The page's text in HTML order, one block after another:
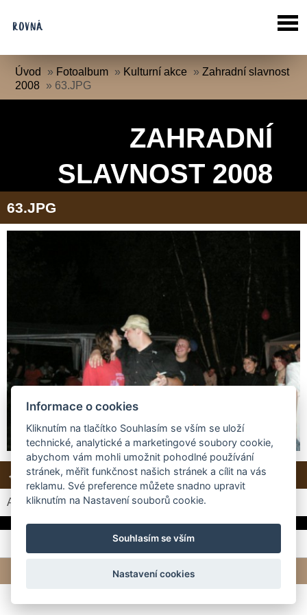
Úvod » Fotoalbum » Kulturní akce »Zahradní slavnost
2008 » 63.JPG
ZAHRADNÍ
SLAVNOST 2008
63.JPG
← Předchozí Další → Zpět do složky
Automatické procházení: 3|4|5| 6|7(čas ve vteřinách)
© 2026 eStránky.cz | Tvorba webových stránek
Informace o cookies
Kliknutím na tlačítko Souhlasím se vším se uloží
technické, analytické a marketingové soubory cookie,
abychom vám mohli umožnit pohodlné používání
stránek, měřit funkčnost našich stránek a cílit na vás
reklamu. Své preference můžete snadno upravit
kliknutím na Nastavení souborů cookie.
Souhlasím se vším
Nastavení cookies